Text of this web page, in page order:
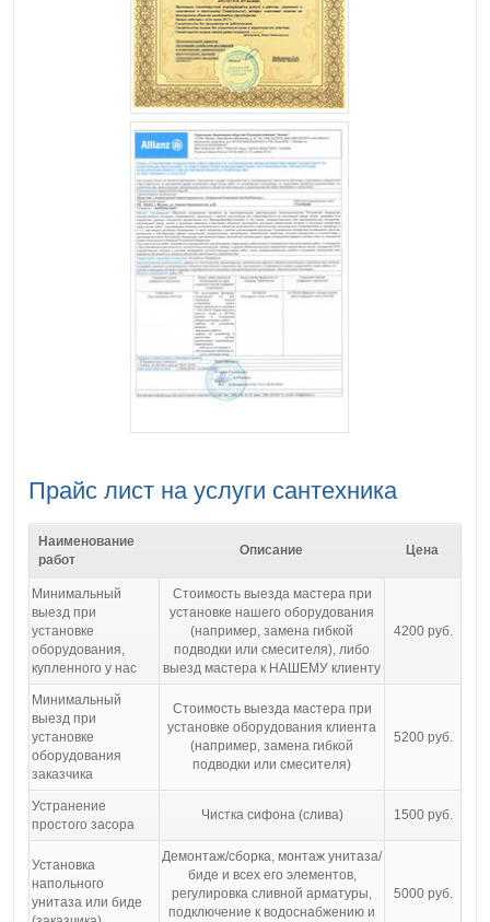
Прайс лист на услуги сантехника
Наименование
работ
Описание Цена
Минимальный
выезд при
установке
оборудования,
купленного у нас
Стоимость выезда мастера при
установке нашего оборудования
(например, замена гибкой
подводки или смесителя), либо
выезд мастера к НАШЕМУ клиенту
4200 руб.
Минимальный
выезд при
установке
оборудования
заказчика
Стоимость выезда мастера при
установке оборудования клиента
(например, замена гибкой
подводки или смесителя)
5200 руб.
Устранение
простого засора
Чистка сифона (слива) 1500 руб.
Установка
напольного
унитаза или биде
Демонтаж/сборка, монтаж унитаза/
биде и всех его элементов,
регулировка сливной арматуры,
подключение к водоснабжению и
5000 руб.